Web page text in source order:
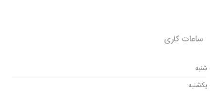
ساعات کاری
شنبه
یکشنبه